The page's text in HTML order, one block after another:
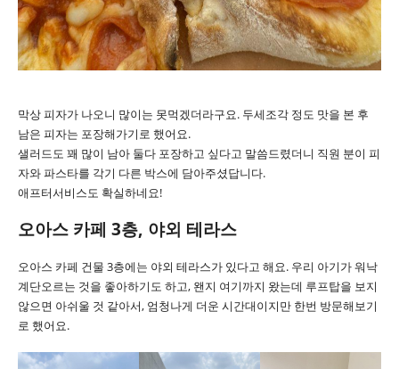
막상 피자가 나오니 많이는 못먹겠더라구요. 두세조각 정도 맛을 본 후
남은 피자는 포장해가기로 했어요.
샐러드도 꽤 많이 남아 둘다 포장하고 싶다고 말씀드렸더니 직원 분이 피
자와 파스타를 각기 다른 박스에 담아주셨답니다.
애프터서비스도 확실하네요!
오아스 카페 3층, 야외 테라스
오아스 카페 건물 3층에는 야외 테라스가 있다고 해요. 우리 아기가 워낙
계단오르는 것을 좋아하기도 하고, 왠지 여기까지 왔는데 루프탑을 보지
않으면 아쉬울 것 같아서, 엄청나게 더운 시간대이지만 한번 방문해보기
로 했어요.